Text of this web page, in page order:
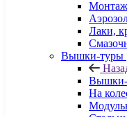
Лаки,
Вышки-туры
На